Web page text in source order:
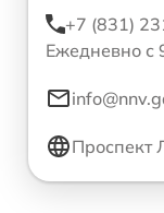
+7 (831)
Ежедневно с
Проспект